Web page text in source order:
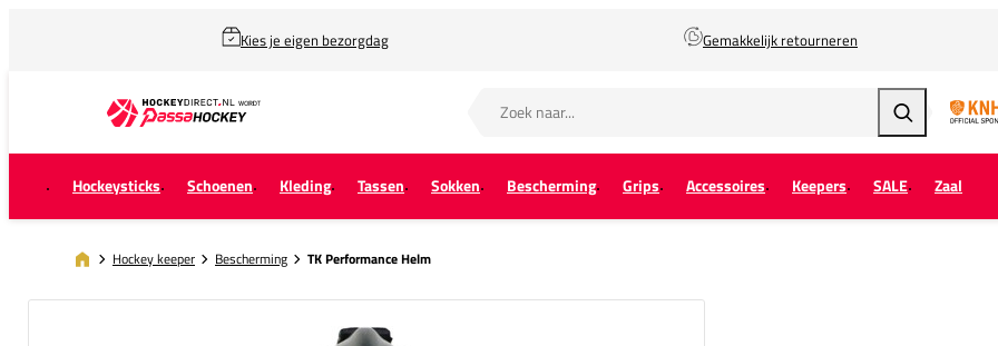
Kies je eigen bezorgdag Gemakkelijk retourneren
Zoeken
Hockeysticks Schoenen Kleding Tassen Sokken Bescherming Grips Accessoires Keepers SALE Zaal
Hockey keeper Bescherming TK Performance Helm